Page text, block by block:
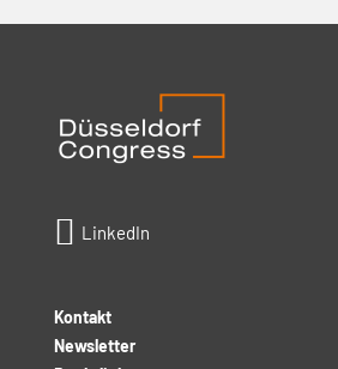
 LinkedIn
Kontakt
Newsletter